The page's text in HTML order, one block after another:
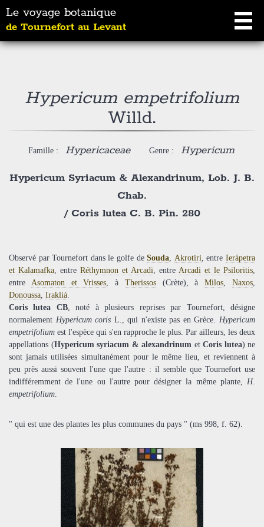
Le voyage botanique
de Tournefort au Levant
Hypericum empetrifolium
Willd.
Famille : Hypericaceae Genre : Hypericum
Hypericum Syriacum & Alexandrinum, Lob. J. B.
Chab.
/ Coris lutea C. B. Pin. 280
Observé par Tournefort dans le golfe deSouda, Akrotiri, entreIerápetra
et Kalamafka, entre Réthymnon et Arcadi, entre Arcadi et le Psiloritis,
entre Asomaton et Vrisses, à Therissos(Crète), àMilos,Naxos,
Donoussa, Irakliá.
Coris lutea CB, noté à plusieurs reprises par Tournefort, désigne
normalement Hypericum coris L., qui n'existe pas en Grèce.Hypericum
empetrifolium est l'espèce qui s'en rapproche le plus. Par ailleurs, les deux
appellations (Hypericum syriacum & alexandrinum et Coris lutea) ne
sont jamais utilisées simultanément pour le même lieu, et reviennent à
peu près aussi souvent l'une que l'autre : il semble que Tournefort use
indifféremment de l'une ou l'autre pour désigner la même plante, H.
empetrifolium.
" qui est une des plantes les plus communes du pays " (ms 998, f. 62).